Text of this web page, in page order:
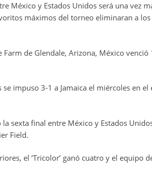
México y Estados Unidos será una vez
máximos del torneo eliminaran a los
Farm de Glendale, Arizona, México
impuso 3-1 a Jamaica el miércoles en
sexta final entre México y Estados
Field.
el ‘Tricolor’ ganó cuatro y el equipo